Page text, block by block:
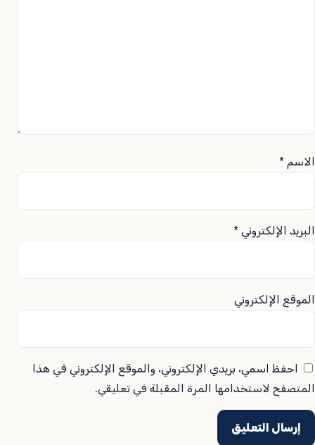
الاسم *
البريد الإلكتروني *
الموقع الإلكتروني
احفظ اسمي، بريدي الإلكتروني، والموقع الإلكتروني في هذا
المتصفح لاستخدامها المرة المقبلة في تعليقي.